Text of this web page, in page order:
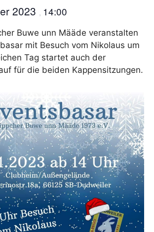
2023 , 14:00
Buwe unn Määde veranstalten
mit Besuch vom Nikolaus um
Tag startet auch der
für die beiden Kappensitzungen.